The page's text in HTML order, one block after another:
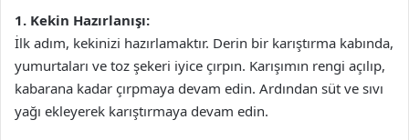
1. Kekin Hazırlanışı:
İlk adım, kekinizi hazırlamaktır. Derin bir karıştırma kabında,
yumurtaları ve toz şekeri iyice çırpın. Karışımın rengi açılıp,
kabarana kadar çırpmaya devam edin. Ardından süt ve sıvı
yağı ekleyerek karıştırmaya devam edin.